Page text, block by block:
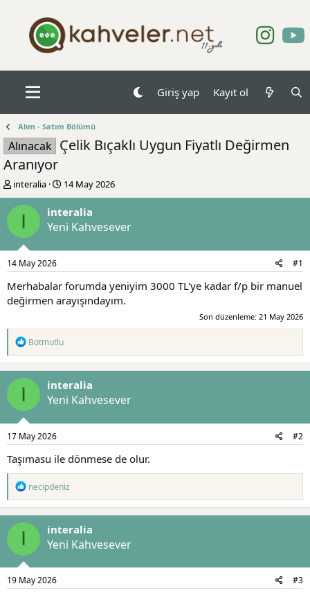
Giriş yap Kayıt ol
Alım - Satım Bölümü
Alınacak Çelik Bıçaklı Uygun Fiyatlı Değirmen
Aranıyor
K
o
n
u
u
b
a
t
a
n
interalia
B
a
ş
a
ı
ç
a
i
h
i
14 May 2026
I interalia
Yeni Kahvesever
14 May 2026 #1
Merhabalar forumda yeniyim 3000 TL'ye kadar f/p bir manuel
değirmen arayışındayım.
Son düzenleme: 21 May 2026
T
e
p
k
e
r
Botmutlu
I interalia
Yeni Kahvesever
17 May 2026 #2
Taşımasu ile dönmese de olur.
T
p
k
e
r
necipdeniz
I interalia
Yeni Kahvesever
19 May 2026 #3